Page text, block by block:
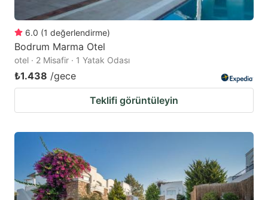
6.0 (1 değerlendirme)
Bodrum Marma Otel
otel · 2 Misafir · 1 Yatak Odası
₺1.438 /gece
Teklifi görüntüleyin